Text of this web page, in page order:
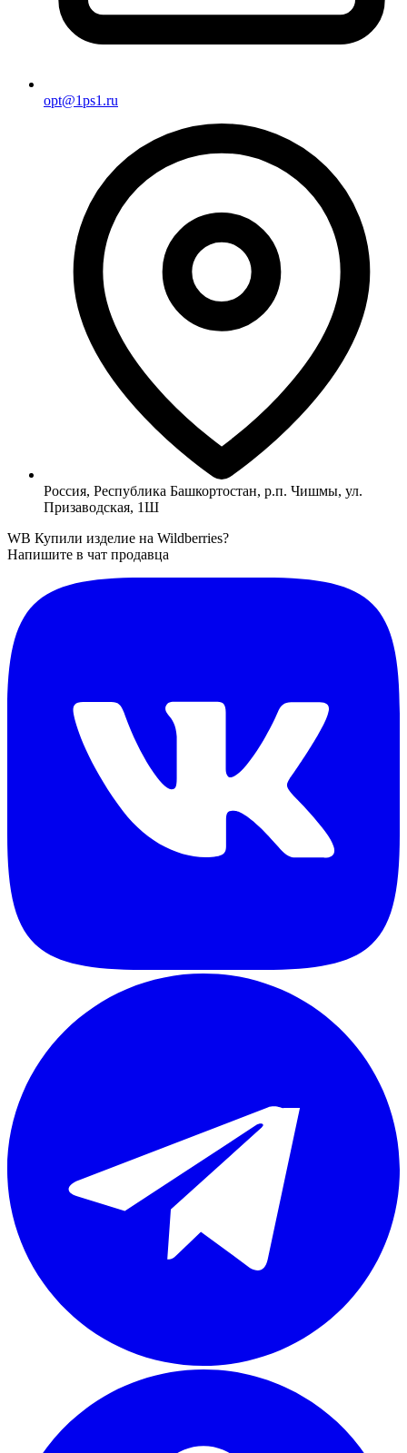
opt@1ps1.ru
Россия, Республика Башкортостан, р.п. Чишмы, ул.
Призаводская, 1Ш
WB Купили изделие на Wildberries?
Напишите в чат продавца